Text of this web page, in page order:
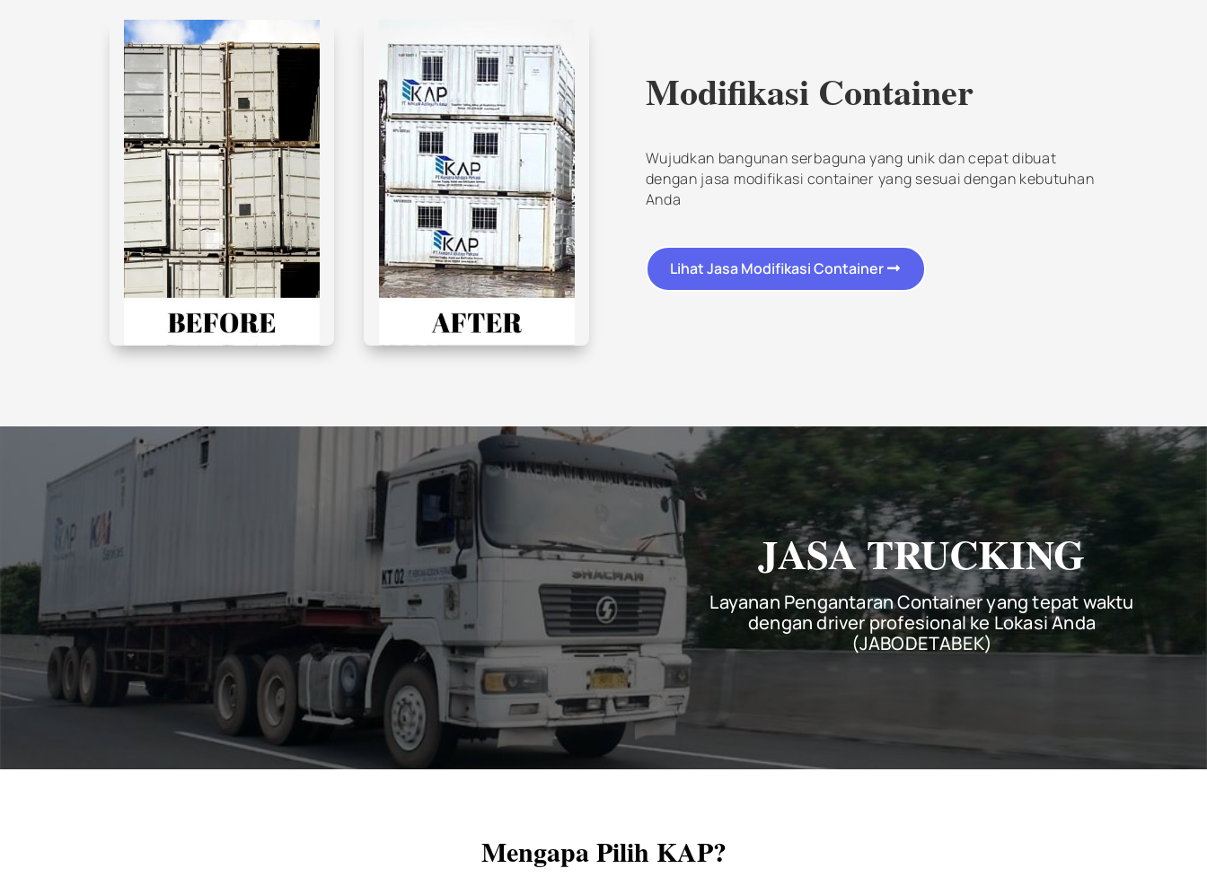
Modifikasi Container
Wujudkan bangunan serbaguna yang unik dan cepat dibuat
dengan jasa modifikasi container yang sesuai dengan kebutuhan
Anda
Lihat Jasa Modifikasi Container
JASA TRUCKING
Layanan Pengantaran Container yang tepat waktu
dengan driver profesional ke Lokasi Anda
(JABODETABEK)
Mengapa Pilih KAP?